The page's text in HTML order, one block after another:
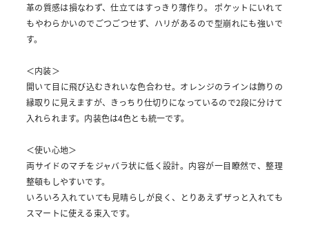
革の質感は損なわず、仕立てはすっきり薄作り。 ポケットにいれて
もやわらかいのでごつごつせず、ハリがあるので型崩れにも強いで
す。
＜内装＞
開いて目に飛び込むきれいな色合わせ。オレンジのラインは飾りの
縁取りに見えますが、きっちり仕切りになっているので2段に分けて
入れられます。内装色は4色とも統一です。
＜使い心地＞
両サイドのマチをジャバラ状に低く設計。内容が一目瞭然で、整理
整頓もしやすいです。
いろいろ入れていても見晴らしが良く、とりあえずザっと入れても
スマートに使える束入です。